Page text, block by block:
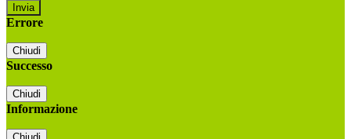
Errore
Chiudi
Successo
Chiudi
Informazione